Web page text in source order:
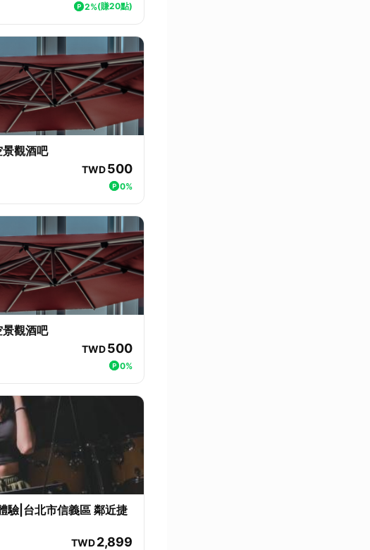
2%(賺20點)
觀酒吧
TWD500
0%
觀酒吧
TWD500
0%
驗|台北市信義區 鄰近捷
TWD2,899